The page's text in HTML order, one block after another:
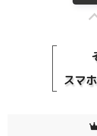
スマ